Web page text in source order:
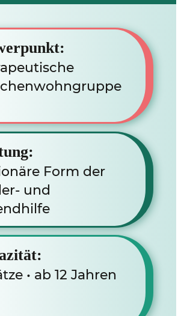
Form der
und
• ab 12 Jahren